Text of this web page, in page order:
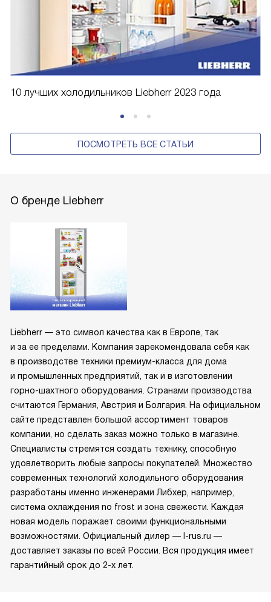
10 лучших холодильников Liebherr 2023 года
ПОСМОТРЕТЬ ВСЕ СТАТЬИ
О бренде Liebherr
Liebherr — это символ качества как в Европе, так
и за ее пределами. Компания зарекомендовала себя как
в производстве техники премиум-класса для дома
и промышленных предприятий, так и в изготовлении
горно-шахтного оборудования. Странами производства
считаются Германия, Австрия и Болгария. На официальном
сайте представлен большой ассортимент товаров
компании, но сделать заказ можно только в магазине.
Специалисты стремятся создать технику, способную
удовлетворить любые запросы покупателей. Множество
современных технологий холодильного оборудования
разработаны именно инженерами Либхер, например,
система охлаждения no frost и зона свежести. Каждая
новая модель поражает своими функциональными
возможностями. Официальный дилер — l-rus.ru —
доставляет заказы по всей России. Вся продукция имеет
гарантийный срок до 2-х лет.